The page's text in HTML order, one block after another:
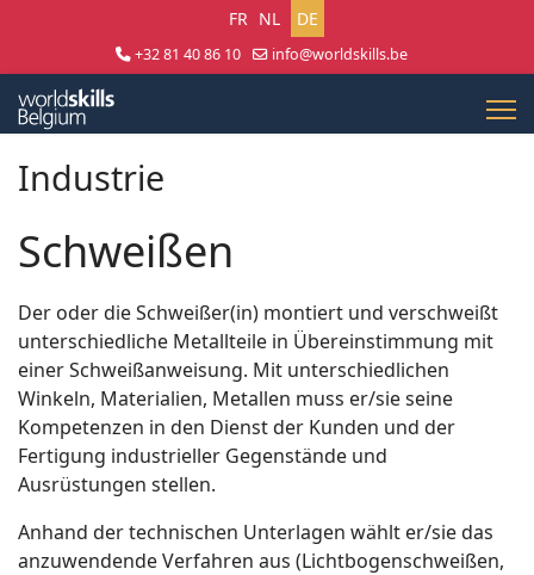
Sprache auswählen
FR NL DE
+32 81 40 86 10
info@worldskills.be
Industrie
Schweißen
Der oder die Schweißer(in) montiert und verschweißt
unterschiedliche Metallteile in Übereinstimmung mit
einer Schweißanweisung. Mit unterschiedlichen
Winkeln, Materialien, Metallen muss er/sie seine
Kompetenzen in den Dienst der Kunden und der
Fertigung industrieller Gegenstände und
Ausrüstungen stellen.
Anhand der technischen Unterlagen wählt er/sie das
anzuwendende Verfahren aus (Lichtbogenschweißen,